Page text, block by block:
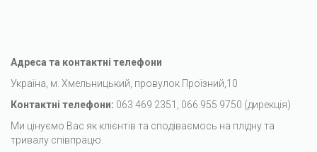
Адреса та контактні телефони
Українa, м. Хмельницький, провулок Проїзний,10
Контактні телефони: 063 469 2351, 066 955 9750 (дирекція)
Ми цінуємо Вас як клієнтів та сподіваємось на плідну та
тривалу співпрацю.